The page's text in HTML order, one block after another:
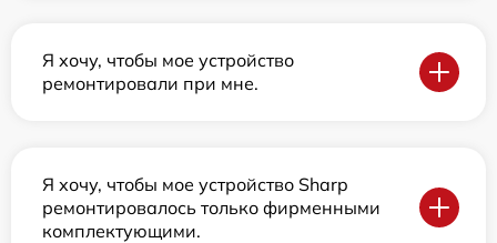
Я хочу, чтобы мое устройство
ремонтировали при мне.
Я хочу, чтобы мое устройство Sharp
ремонтировалось только фирменными
комплектующими.